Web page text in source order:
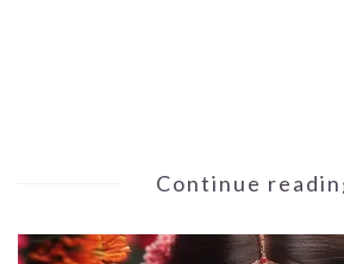
Continue